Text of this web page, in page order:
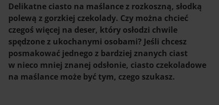
Delikatne ciasto na maślance z rozkoszną, słodką
polewą z gorzkiej czekolady. Czy można chcieć
czegoś więcej na deser, który osłodzi chwile
spędzone z ukochanymi osobami? Jeśli chcesz
posmakować jednego z bardziej znanych ciast
w nieco mniej znanej odsłonie, ciasto czekoladowe
na maślance może być tym, czego szukasz.